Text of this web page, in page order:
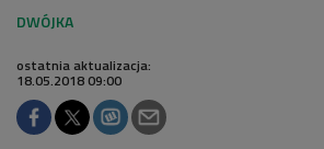
ostatnia aktualizacja:
18.05.2018 09:00